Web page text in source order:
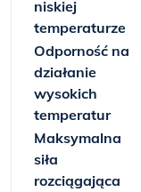
niskiej
temperaturze
Odporność na
działanie
wysokich
temperatur
Maksymalna
siła
rozciągająca